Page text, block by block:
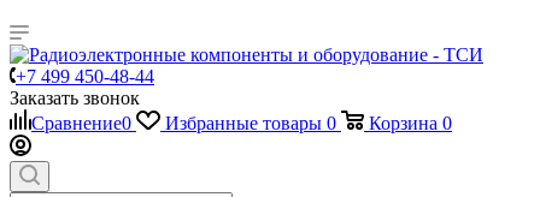
+7 499 450-48-44
Заказать звонок
Сравнение0 Избранные товары 0 Корзина 0